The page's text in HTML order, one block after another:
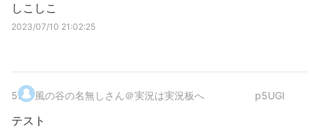
しこしこ
2023/07/10 21:02:25
5. 風の谷の名無しさん＠実況は実況板へ p5UGI
テスト